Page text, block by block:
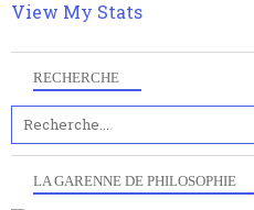
RECHERCHE
LA GARENNE DE PHILOSOPHIE
View My Stats